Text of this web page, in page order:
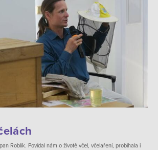
Roblík. Povídal nám o životě včel, včelaření, probíhala i